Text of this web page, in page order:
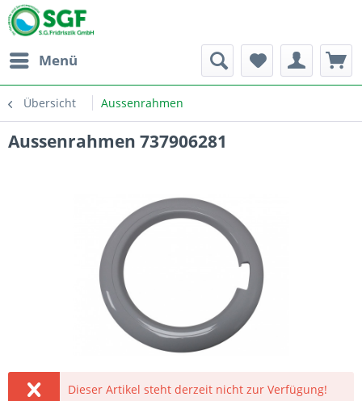
Menü
Übersicht Aussenrahmen
Aussenrahmen 737906281
Dieser Artikel steht derzeit nicht zur Verfügung!